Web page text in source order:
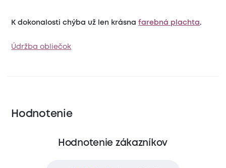
K dokonalosti chýba už len krásnafarebná plachta .
Údržba obliečok
Hodnotenie
Hodnotenie zákazníkov